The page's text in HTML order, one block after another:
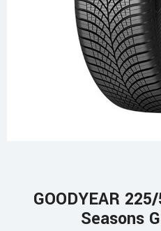
GOODYEAR
Seasons